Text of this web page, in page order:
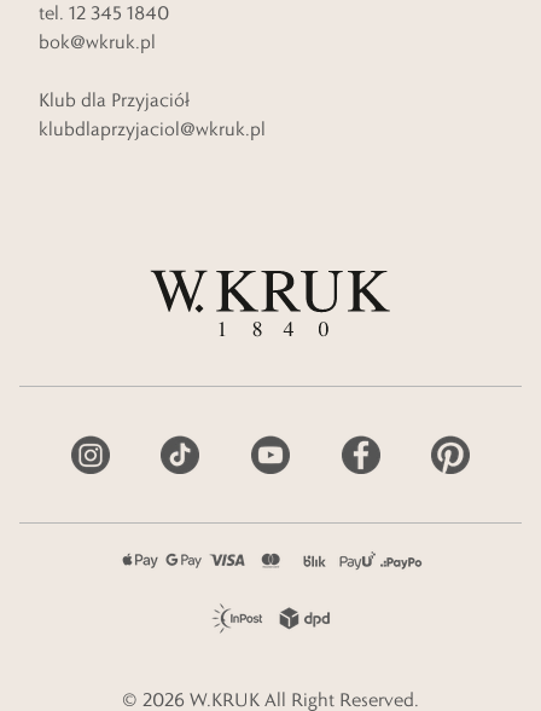
tel. 12 345 1840
bok@wkruk.pl
Klub dla Przyjaciół
klubdlaprzyjaciol@wkruk.pl
© 2026 W.KRUK All Right Reserved.